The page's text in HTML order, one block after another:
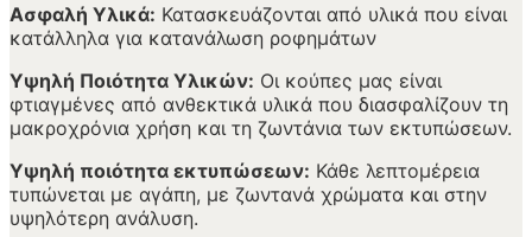
Ασφαλή Υλικά: Κατασκευάζονται από υλικά που είναι
κατάλληλα για κατανάλωση ροφημάτων
Υψηλή Ποιότητα Υλικών: Οι κούπες μας είναι
φτιαγμένες από ανθεκτικά υλικά που διασφαλίζουν τη
μακροχρόνια χρήση και τη ζωντάνια των εκτυπώσεων.
Υψηλή ποιότητα εκτυπώσεων: Κάθε λεπτομέρεια
τυπώνεται με αγάπη, με ζωντανά χρώματα και στην
υψηλότερη ανάλυση.